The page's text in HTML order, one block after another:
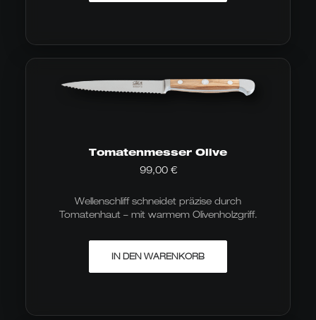
Tomatenmesser Olive
99,00 €
Wellenschliff schneidet präzise durch
Tomatenhaut – mit warmem Olivenholzgriff.
IN DEN WARENKORB